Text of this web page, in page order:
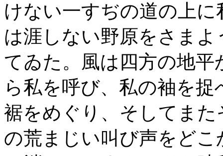
けない一すぢの道の上に
は涯しない野原をさまよ
てゐた。風は四方の地平
ら私を呼び、私の袖を捉
裾をめぐり、そしてまた
の荒まじい叫び声をどこ